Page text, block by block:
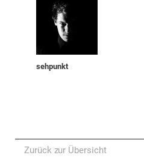
sehpunkt
Zurück zur Übersicht